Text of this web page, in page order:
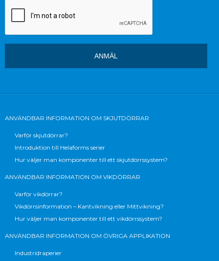
ANVÄNDBAR INFORMATION OM SKJUTDÖRRAR
Varför skjutdörrar?
Introduktion till Helaforms serier
Hur väljer man komponenter till ett skjutdörrssystem?
ANVÄNDBAR INFORMATION OM VIKDÖRRAR
Varför vikdörrar?
Vikdörrsinformation – Kantvikning eller Mittvikning?
Hur väljer man komponenter till ett vikdörrssystem?
ANVÄNDBAR INFORMATION OM ÖVRIGA APPLIKATION
Industridraperier